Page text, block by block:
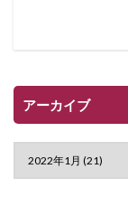
アーカイブ